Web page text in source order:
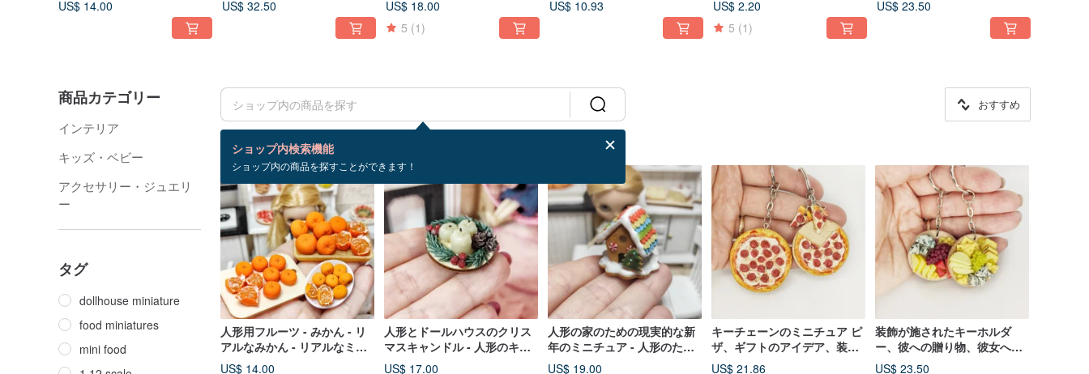
ス、ギフト
US$ 14.00
ギフト
US$ 32.50
US$ 18.00
5 (1)
US$ 10.93
US$ 2.20
5 (1)
US$ 23.50
商品カテゴリー
インテリア
キッズ・ベビー
アクセサリー・ジュエリ
ー
タグ
dollhouse miniature
food miniatures
mini food
ショップ内検索機能
ショップ内の商品を探すことができます！
おすすめ
検索結果：92 件
人形用フルーツ - みかん - リ
アルなみかん - リアルなミニ
チュア
US$ 14.00
人形とドールハウスのクリス
マスキャンドル - 人形のキャ
ンドル - ドールハウスの装飾
US$ 17.00
人形の家のための現実的な新
年のミニチュア - 人形のため
のジンジャーブレッドハウス
US$ 19.00
キーチェーンのミニチュア ピ
ザ、ギフトのアイデア、装飾
が施されたキーチェーン、手
US$ 21.86
装飾が施されたキーホルダ
ー、彼への贈り物、彼女への
贈り物、贈り物のアイデア、
US$ 23.50